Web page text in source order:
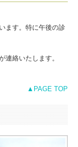
ます。特に午後の診
連絡いたします。
▲PAGE TOP